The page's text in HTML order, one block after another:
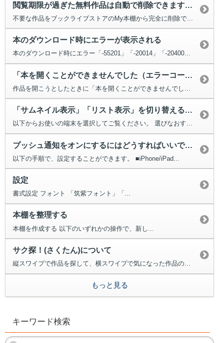
閲覧期限が過ぎた無料作品は自動で削除できますか？
本のダウンロード時にエラーが表示される
本のダウンロード時にエラー「-55201」「-20014」「-20400」...
「本を開くことができませんでした（エラーコード：BLR16）」と表示される
「サムネイル表示」「リスト表示」を切り替える方法
以下からお使いの端末を選択してご覧ください。 選びなおす場合は、選択した...
プッシュ通知をオンにするにはどうすればいいですか。
以下の手順で、設定することができます。 ■iPhone/iPad...
設定
書式設定 フォント 「筑紫フォント」「...
本棚を整理する
本棚を作成する 以下のいずれかの操作で、新し...
サク探！(さくたん)について
縦スワイプで作品を探して、横スワイプで気になった作品の試し読みができる機能...
もっと見る
キーワード検索